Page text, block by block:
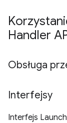
Handler
Obsługa
Interfejsy
Interfejs